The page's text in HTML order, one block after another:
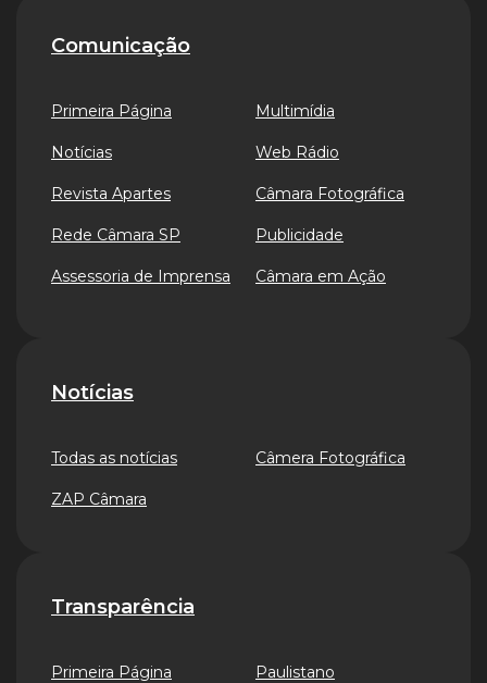
Comunicação
Primeira Página
Notícias
Revista Apartes
Rede Câmara SP
Assessoria de Imprensa
Multimídia
Web Rádio
Câmara Fotográfica
Publicidade
Câmara em Ação
Notícias
Todas as notícias
ZAP Câmara
Câmera Fotográfica
Transparência
Primeira Página Paulistano